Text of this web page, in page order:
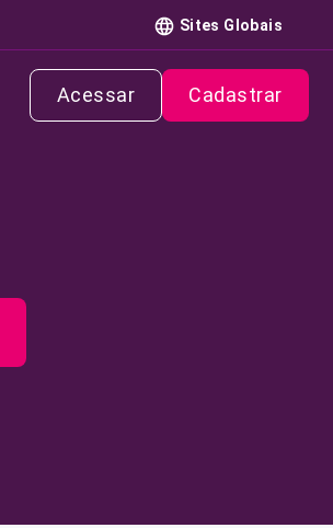
Sites Globais
Acessar Cadastrar